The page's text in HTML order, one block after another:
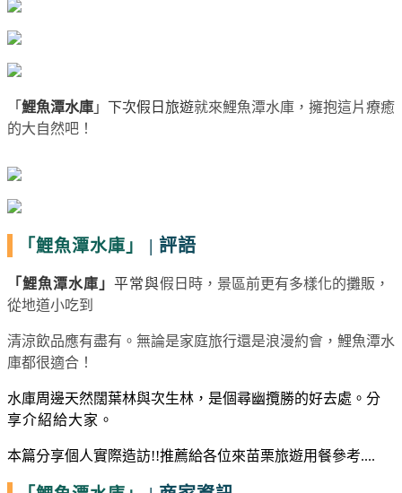
「 鯉魚潭水庫 」下次假日旅遊就來鯉魚潭水庫，擁抱這片療癒
的大自然吧！
「鯉魚潭水庫」 | 評語
「 鯉魚潭水庫 」 平常與假日時，景區前更有多樣化的攤販，
從地道小吃到
清涼飲品應有盡有。 無論是家庭旅行還是浪漫約會，鯉魚潭水
庫都很適合！
水庫周邊天然闊葉林與次生林，是個尋幽攬勝的好去處。 分
享介紹給大家。
本篇分享個人實際造訪!!推薦給各位來苗栗旅遊用餐參考....